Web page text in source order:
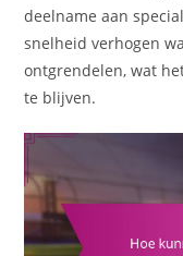
deelname aan
snelheid verhogen
ontgrendelen, wat
te blijven.